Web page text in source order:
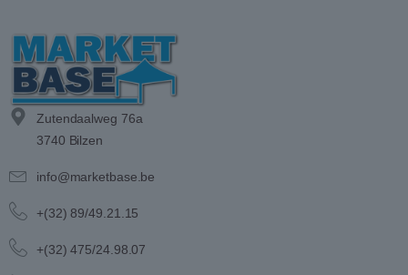
Zutendaalweg 76a
3740 Bilzen
info@marketbase.be
+(32) 89/49.21.15
+(32) 475/24.98.07